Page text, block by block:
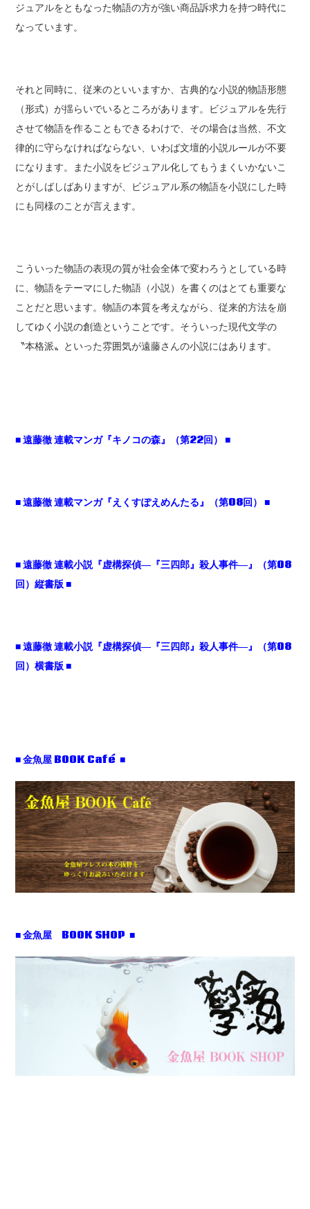
ジュアルをともなった物語の方が強い商品訴求力を持つ時代に
なっています。
それと同時に、従来のといいますか、古典的な小説的物語形態
（形式）が揺らいでいるところがあります。ビジュアルを先行
させて物語を作ることもできるわけで、その場合は当然、不文
律的に守らなければならない、いわば文壇的小説ルールが不要
になります。また小説をビジュアル化してもうまくいかないこ
とがしばしばありますが、ビジュアル系の物語を小説にした時
にも同様のことが言えます。
こういった物語の表現の質が社会全体で変わろうとしている時
に、物語をテーマにした物語（小説）を書くのはとても重要な
ことだと思います。物語の本質を考えながら、従来的方法を崩
してゆく小説の創造ということです。そういった現代文学の
〝本格派〟といった雰囲気が遠藤さんの小説にはあります。
■ 遠藤徹 連載マンガ『キノコの森』（第22回） ■
■ 遠藤徹 連載マンガ『えくすぽえめんたる』（第08回） ■
■遠藤徹 連載小説『虚構探偵― 『三四郎』殺人事件―』（第08
回）縦書版■
■遠藤徹 連載小説『虚構探偵― 『三四郎』殺人事件―』（第08
回）横書版■
■ 金魚屋 BOOK Café ■
■ 金魚屋 BOOK SHOP ■